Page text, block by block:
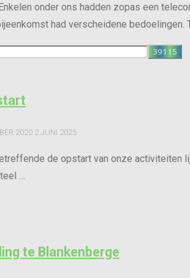
onder ons hadden zopas een
had verscheidene bedoelingen.
2020 2 JUNI 2025
de opstart van onze activiteiten
…
te Blankenberge